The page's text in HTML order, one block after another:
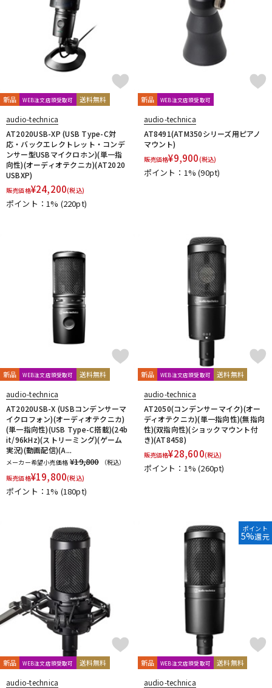
新品 WEB注文店頭受取可 送料無料
audio-technica
AT2020USB-XP (USB Type-C対
応・バックエレクトレット・コンデ
ンサー型USBマイクロホン)(単一指
向性)(オーディオテクニカ)(AT2020
USBXP)
販売価格¥24,200(税込)
ポイント：1% (220pt)
新品 WEB注文店頭受取可
audio-technica
AT8491(ATM350シリーズ用ピアノ
マウント)
販売価格¥9,900(税込)
ポイント：1%(90pt)
新品 WEB注文店頭受取可 送料無料
audio-technica
AT2020USB-X (USBコンデンサーマ
イクロフォン)(オーディオテクニカ)
(単一指向性)(USB Type-C搭載)(24b
it/96kHz)(ストリーミング)(ゲーム
実況)(動画配信)(A...
メーカー希望小売価格 ¥19,800
（税込）
販売価格¥19,800(税込)
ポイント：1% (180pt)
新品 WEB注文店頭受取可 送料無料
audio-technica
AT2050(コンデンサーマイク)(オー
ディオテクニカ)(単一指向性)(無指向
性)(双指向性)(ショックマウント付
き)(AT8458)
販売価格¥28,600(税込)
ポイント：1%(260pt)
新品 WEB注文店頭受取可 送料無料
audio-technica
ポイント
5%還元
新品 WEB注文店頭受取可 送料無料
audio-technica